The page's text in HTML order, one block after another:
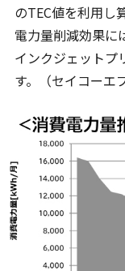
のTEC値を利用し
電力量削減効果に
インクジェットプ
す。（セイコーエ